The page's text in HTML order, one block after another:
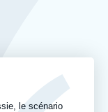
le scénario